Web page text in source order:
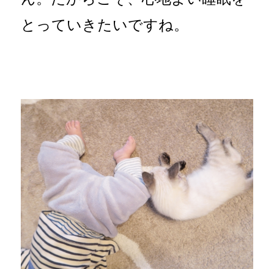
とっていきたいですね。